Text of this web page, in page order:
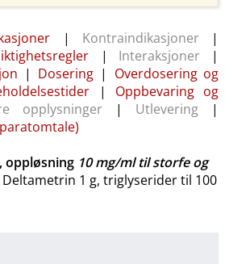
| Kontraindikasjoner|
| Interaksjoner |
| Dosering |
Overdosering og
| Oppbevaring og
opplysninger| Utlevering|
oppløsning 10 mg/mltil storfe og
Deltametrin 1 g, triglyserider til 100